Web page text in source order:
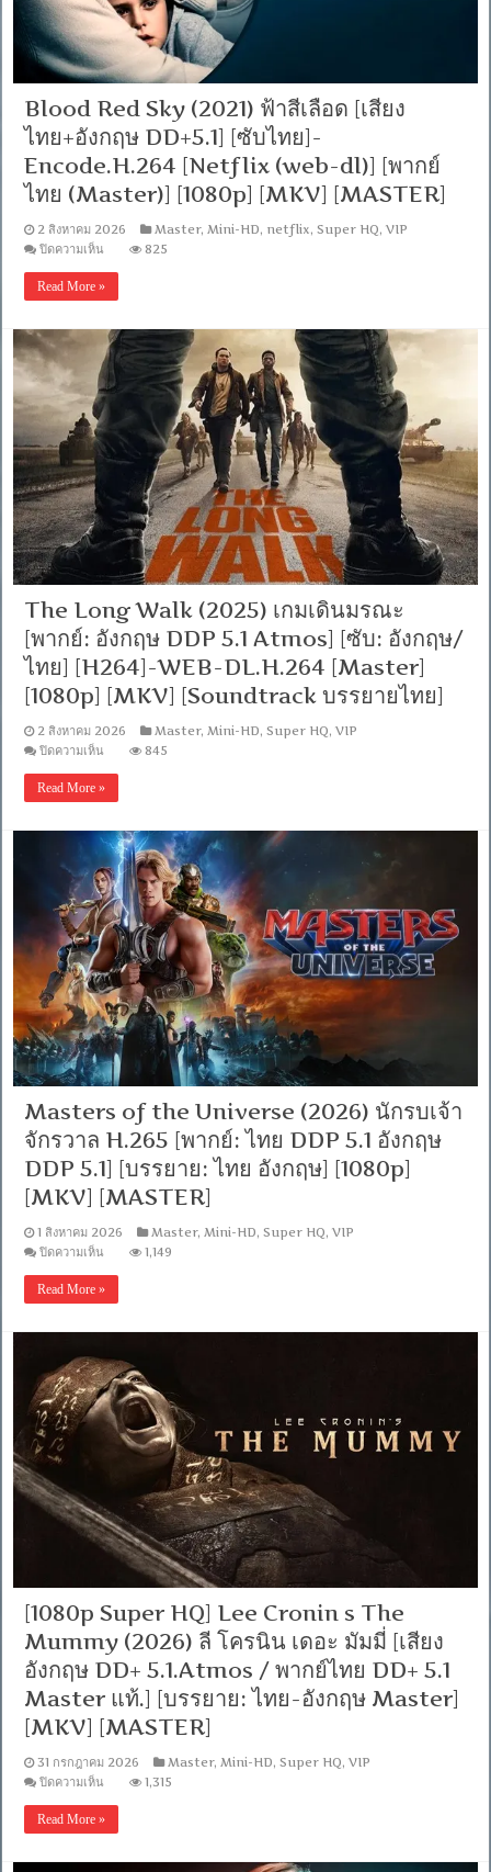
[ซับ:
อังกฤษ/
ไทย]-
[H264]-
WEB-
[พากย์
ไทย
บรรยาย
ไทย]
[1080p]
[MKV]
[MASTER]
Blood Red Sky (2021) ฟ้าสีเลือด [เสียง
ไทย+อังกฤษ DD+5.1] [ซับไทย]-
Encode.H.264 [Netflix (web-dl)] [พากย์
ไทย (Master)] [1080p] [MKV] [MASTER]
2 สิงหาคม 2026 Master,Mini-HD, netflix,Super HQ,VIP
ปิดความเห็นบน
Sky
ฟ้า
สี
เลือด
[เสียง
ไทย+อังกฤษ
[ซับ
ไทย]-
Encode.H.264
[Netflix
(web-
dl)]
[พากย์
ไทย
(Master)]
[MKV]
[MASTER]
825
Read More »
The Long Walk (2025) เกมเดินมรณะ
[พากย์: อังกฤษ DDP 5.1 Atmos] [ซับ: อังกฤษ/
ไทย] [H264]-WEB-DL.H.264 [Master]
[1080p] [MKV] [Soundtrack บรรยายไทย]
2 สิงหาคม 2026 Master,Mini-HD,Super HQ,VIP
ปิดความเห็นบน
Walk
เกม
เดิน
มรณะ
[พากย์:
อังกฤษ
DDP
5.1
Atmos]
[ซับ:
อังกฤษ/
ไทย]
[H264]-
WEB-
DL.H.264
[Master]
[MKV]
[Soundtrack
บรรยาย
ไทย]
845
Read More »
Masters of the Universe (2026) นักรบเจ้า
จักรวาล H.265 [พากย์: ไทย DDP 5.1 อังกฤษ
DDP 5.1] [บรรยาย: ไทย อังกฤษ] [1080p]
[MKV] [MASTER]
1 สิงหาคม 2026 Master,Mini-HD,Super HQ,VIP
ปิดความเห็นบน
the
(2026)
เจ้า
จักรวาล
H.265
[พากย์:
ไทย
DDP
5.1]
[บรรยาย:
ไทย
[MKV]
[MASTER]
1,149
Read More »
[1080p Super HQ] Lee Cronin s The
Mummy (2026) ลี โครนิน เดอะ มัมมี่ [เสียง
อังกฤษ DD+ 5.1.Atmos / พากย์ไทย DD+ 5.1
Master แท้.] [บรรยาย: ไทย-อังกฤษ Master]
[MKV] [MASTER]
31 กรกฎาคม 2026 Master,Mini-HD,Super HQ,VIP
ปิดความเห็นบน
HQ]
Cronin
1,315
Read More »